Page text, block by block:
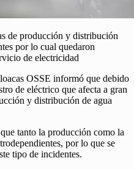
de producción y distribución
por lo cual quedaron
de electricidad
OSSE informó que debido
de eléctrico que afecta a gran
y distribución de agua
tanto la producción como la
por lo que se
tipo de incidentes.